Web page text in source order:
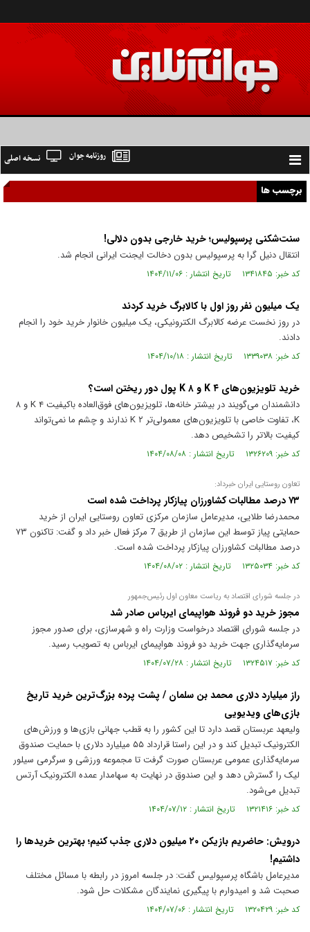
Toggle
navigation
نسخه اصلی روزنامه جوان
برچسب ها
سنت‌شکنی پرسپولیس؛ خرید خارجی بدون دلالی!
انتقال دنیل گرا به پرسپولیس بدون دخالت ایجنت ایرانی انجام شد.
کد خبر: ۱۳۴۱۸۴۵ تاریخ انتشار : ۱۴۰۴/۱۱/۰۶
یک میلیون نفر روز اول با کالابرگ خرید کردند
در روز نخست عرضه کالابرگ الکترونیکی، یک میلیون خانوار خرید خود را انجام
دادند.
کد خبر: ۱۳۳۹۰۳۸ تاریخ انتشار : ۱۴۰۴/۱۰/۱۸
خرید تلویزیون‌های ۴ K و ۸ K پول دور ریختن است؟
دانشمندان می‌گویند در بیشتر خانه‌ها، تلویزیون‌های فوق‌العاده باکیفیت ۴ K و ۸
K، تفاوت خاصی با تلویزیون‌های معمولی‌تر ۲ K ندارند و چشم ما نمی‌تواند
کیفیت بالاتر را تشخیص دهد.
کد خبر: ۱۳۲۶۲۰۹ تاریخ انتشار : ۱۴۰۴/۰۸/۰۸
تعاون روستایی ایران خبرداد:
۷۳ درصد مطالبات کشاورزان پیازکار پرداخت شده است
محمدرضا طلایی، مدیرعامل سازمان مرکزی تعاون روستایی ایران از خرید
حمایتی پیاز توسط این سازمان از طریق 7 مرکز فعال خبر داد و گفت: تاکنون ۷۳
درصد مطالبات کشاورزان پیازکار پرداخت شده است.
کد خبر: ۱۳۲۵۰۳۴ تاریخ انتشار : ۱۴۰۴/۰۸/۰۲
در جلسه شورای اقتصاد به ریاست معاون اول رئیس‌جمهور
مجوز خرید دو فروند هواپیمای ایرباس صادر شد
در جلسه شورای اقتصاد درخواست وزارت راه و شهرسازی، برای صدور مجوز
سرمایه‌گذاری جهت خرید دو فروند هواپیمای ایرباس به تصویب رسید.
کد خبر: ۱۳۲۴۵۱۷ تاریخ انتشار : ۱۴۰۴/۰۷/۲۸
راز میلیارد دلاری محمد بن سلمان / پشت پرده بزرگ‌ترین خرید تاریخ
بازی‌های ویدیویی
ولیعهد عربستان قصد دارد تا این کشور را به قطب جهانی بازی‌ها و ورزش‌های
الکترونیک تبدیل کند و در این راستا قرارداد ۵۵ میلیارد دلاری با حمایت صندوق
سرمایه‌گذاری عمومی عربستان صورت گرفت تا مجموعه ورزشی و سرگرمی سیلور
لیک را گسترش دهد و این صندوق در نهایت به سهامدار عمده الکترونیک آرتس
تبدیل می‌شود.
کد خبر: ۱۳۲۱۴۱۶ تاریخ انتشار : ۱۴۰۴/۰۷/۱۲
درویش: حاضریم بازیکن ۲۰ میلیون دلاری جذب کنیم؛ بهترین خرید‌ها را
داشتیم!
مدیرعامل باشگاه پرسپولیس گفت: در جلسه امروز در رابطه با مسائل مختلف
صحبت شد و امیدوارم با پیگیری نمایندگان مشکلات حل شود.
کد خبر: ۱۳۲۰۴۲۹ تاریخ انتشار : ۱۴۰۴/۰۷/۰۶